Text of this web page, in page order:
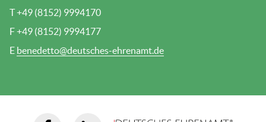
T +49 (8152) 9994170
F +49 (8152) 9994177
E benedetto@deutsches-ehrenamt.de